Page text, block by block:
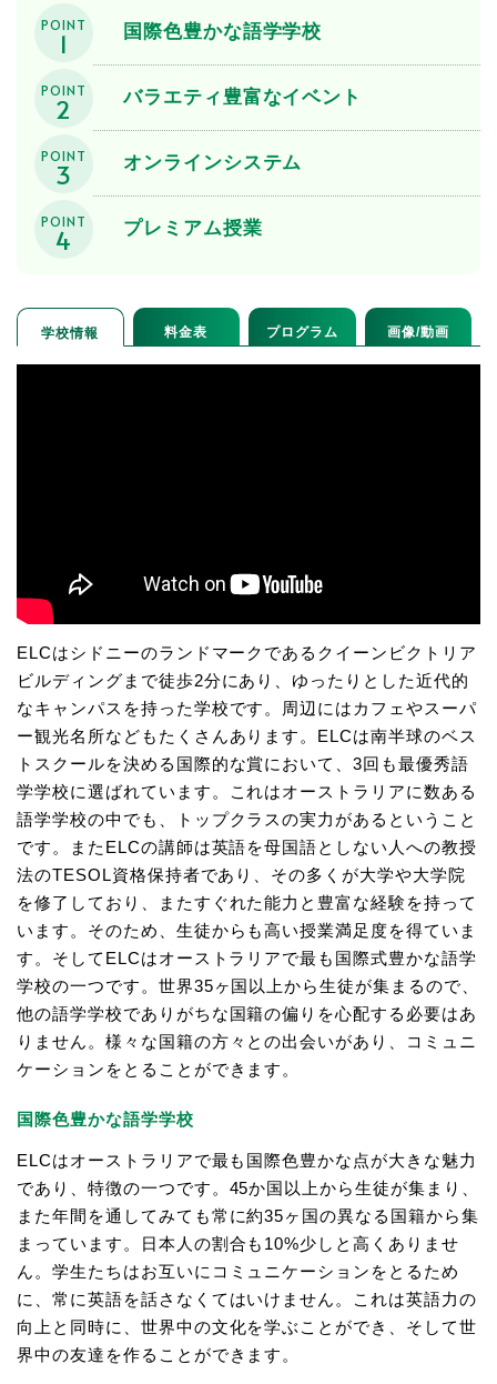
POINT
1 国際色豊かな語学学校
POINT
2 バラエティ豊富なイベント
POINT
3 オンラインシステム
POINT
4 プレミアム授業
学校情報 料金表 プログラム 画像/動画
ELCはシドニーのランドマークであるクイーンビクトリア
ビルディングまで徒歩2分にあり、ゆったりとした近代的
なキャンパスを持った学校です。周辺にはカフェやスーパ
ー観光名所などもたくさんあります。ELCは南半球のベス
トスクールを決める国際的な賞において、3回も最優秀語
学学校に選ばれています。これはオーストラリアに数ある
語学学校の中でも、トップクラスの実力があるということ
です。またELCの講師は英語を母国語としない人への教授
法のTESOL資格保持者であり、その多くが大学や大学院
を修了しており、またすぐれた能力と豊富な経験を持って
います。そのため、生徒からも高い授業満足度を得ていま
す。そしてELCはオーストラリアで最も国際式豊かな語学
学校の一つです。世界35ヶ国以上から生徒が集まるので、
他の語学学校でありがちな国籍の偏りを心配する必要はあ
りません。様々な国籍の方々との出会いがあり、コミュニ
ケーションをとることができます。
国際色豊かな語学学校
ELCはオーストラリアで最も国際色豊かな点が大きな魅力
であり、特徴の一つです。45か国以上から生徒が集まり、
また年間を通してみても常に約35ヶ国の異なる国籍から集
まっています。日本人の割合も10%少しと高くありませ
ん。学生たちはお互いにコミュニケーションをとるため
に、常に英語を話さなくてはいけません。これは英語力の
向上と同時に、世界中の文化を学ぶことができ、そして世
界中の友達を作ることができます。